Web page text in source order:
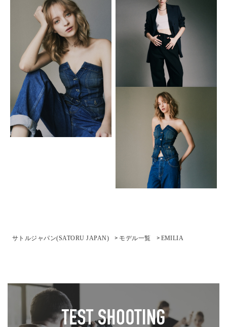
サトルジャパン(SATORU JAPAN) モデル⼀覧 EMILIA